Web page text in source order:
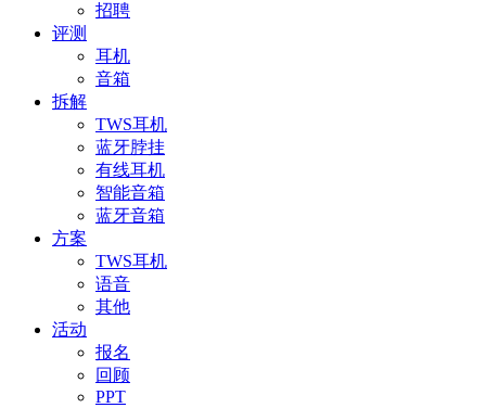
招聘
评测
耳机
音箱
拆解
TWS耳机
蓝牙脖挂
有线耳机
智能音箱
蓝牙音箱
方案
TWS耳机
语音
其他
活动
报名
回顾
PPT